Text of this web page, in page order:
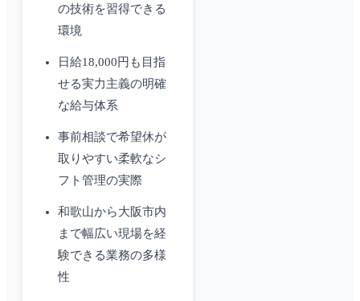
の技術を習得できる
環境
日給18,000円も目指
せる実力主義の明確
な給与体系
事前相談で希望休が
取りやすい柔軟なシ
フト管理の実際
和歌山から大阪市内
まで幅広い現場を経
験できる業務の多様
性